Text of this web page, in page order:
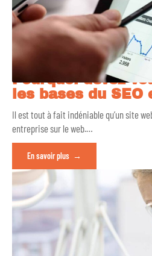
Pourquoi devez-
les bases du SEO
Il est tout à fait indéniable qu’un site
entreprise sur le web.…
En savoir plus